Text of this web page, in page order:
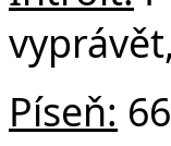
Píseň: